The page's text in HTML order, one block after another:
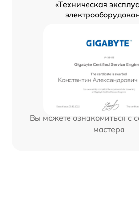
«Техническая
Вы можете ознакомиться с
мастера